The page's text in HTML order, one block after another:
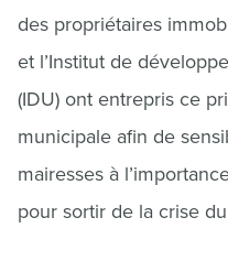
des propriétaires
et l’Institut de
(IDU) ont entrepris ce
municipale afin de
mairesses à
pour sortir de la crise